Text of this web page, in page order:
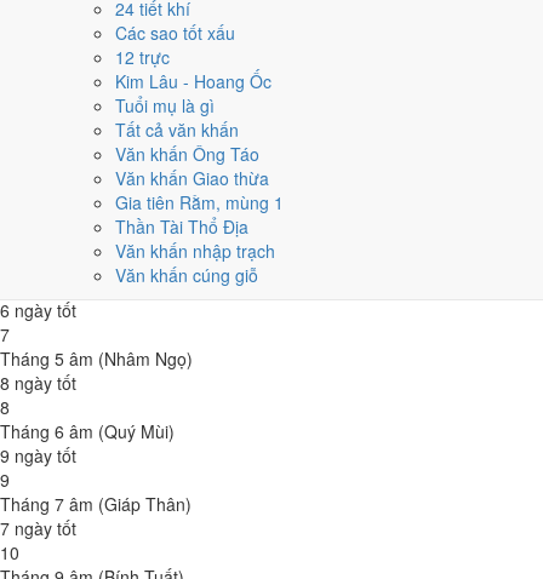
24 tiết khí
Các sao tốt xấu
12 trực
Kim Lâu - Hoang Ốc
Tuổi mụ là gì
Tất cả văn khấn
Văn khấn Ông Táo
Văn khấn Giao thừa
Gia tiên Rằm, mùng 1
Thần Tài Thổ Địa
Văn khấn nhập trạch
Văn khấn cúng giỗ
Tháng 1 âm (Mậu Dần)
Tháng 2 âm (Kỷ Mão)
Tháng 3 âm (Canh Thìn)
Tháng 4 âm (Tân Tỵ)
6 ngày tốt
7
Tháng 5 âm (Nhâm Ngọ)
8 ngày tốt
8
Tháng 6 âm (Quý Mùi)
9 ngày tốt
9
Tháng 7 âm (Giáp Thân)
7 ngày tốt
10